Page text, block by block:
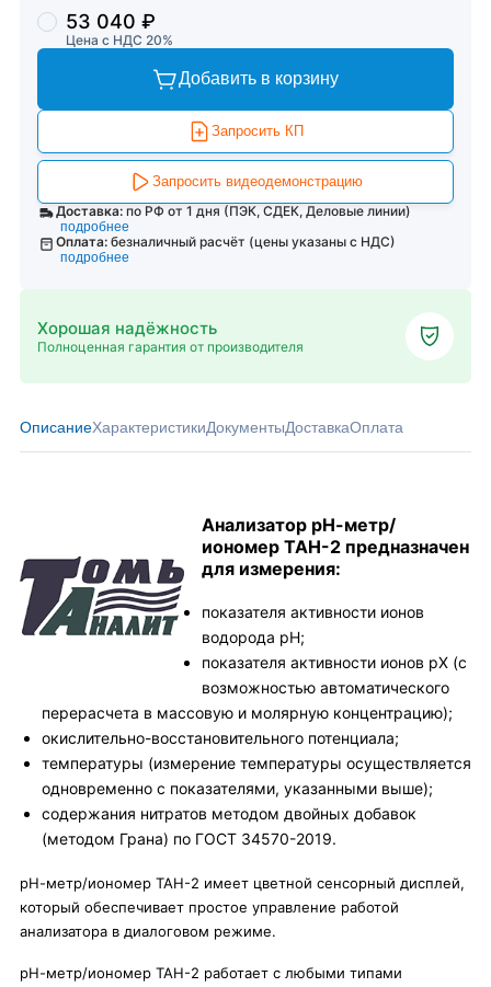
Цена с НДС 20%
53 040 ₽
Добавить в корзину
Запросить КП
Запросить видеодемонстрацию
Доставка: по РФ от 1 дня (ПЭК, СДЕК, Деловые линии)
подробнее
Оплата: безналичный расчёт (цены указаны с НДС)
подробнее
Хорошая надёжность
Полноценная гарантия от производителя
ОписаниеХарактеристикиДокументыДоставкаОплата
Анализатор рН-метр/
иономер ТАН-2 предназначен
для измерения:
показателя активности ионов
водорода рН;
показателя активности ионов рХ (с
возможностью автоматического
перерасчета в массовую и молярную концентрацию);
окислительно-восстановительного потенциала;
температуры (измерение температуры осуществляется
одновременно с показателями, указанными выше);
содержания нитратов методом двойных добавок
(методом Грана) по ГОСТ 34570-2019.
рН-метр/иономер ТАН-2 имеет цветной сенсорный дисплей,
который обеспечивает простое управление работой
анализатора в диалоговом режиме.
рН-метр/иономер ТАН-2 работает с любыми типами